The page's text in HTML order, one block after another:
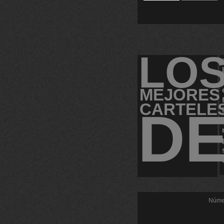
MEJORES